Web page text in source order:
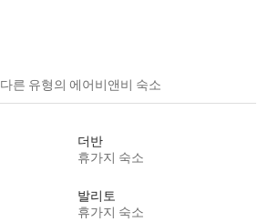
다른 유형의 에어비앤비 숙소
더반
휴가지 숙소
발리토
휴가지 숙소